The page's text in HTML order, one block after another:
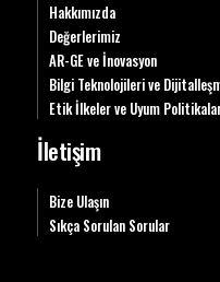
Hakkımızda
Değerlerimiz
AR-GE ve İnovasyon
Bilgi Teknolojileri ve
Etik İlkeler ve Uyum
İletişim
Bize Ulaşın
Sıkça Sorulan Sorular